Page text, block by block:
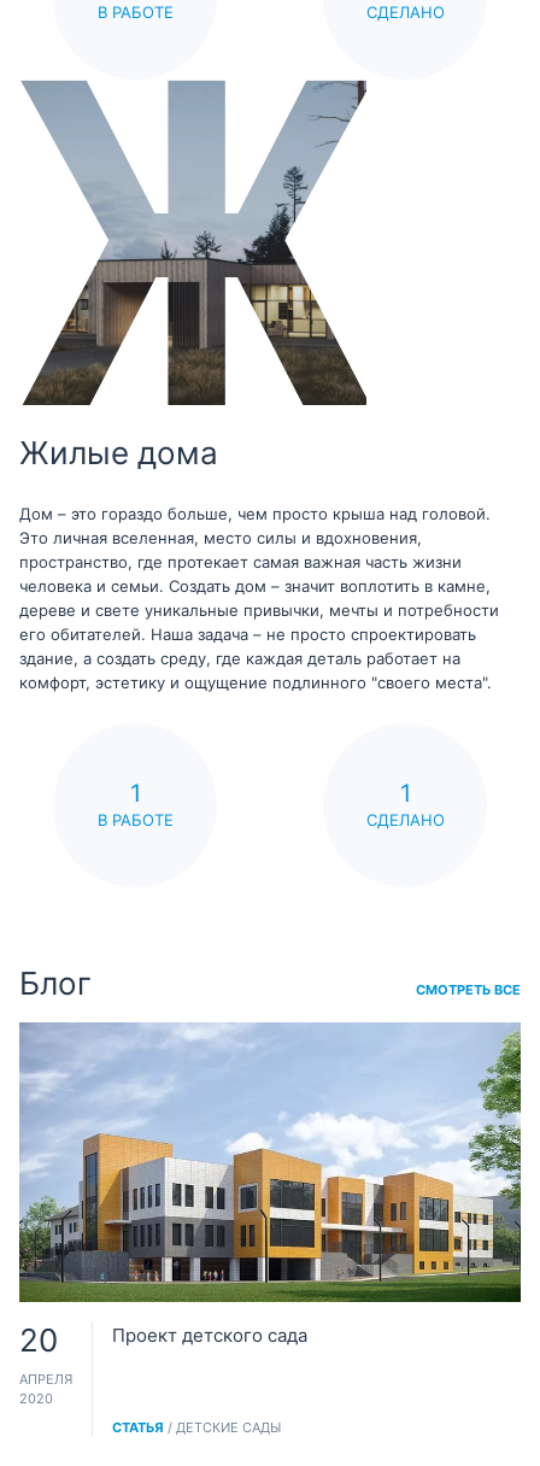
В РАБОТЕ СДЕЛАНО
Жилые дома
Дом – это гораздо больше, чем просто крыша над головой.
Это личная вселенная, место силы и вдохновения,
пространство, где протекает самая важная часть жизни
человека и семьи. Создать дом – значит воплотить в камне,
дереве и свете уникальные привычки, мечты и потребности
его обитателей. Наша задача – не просто спроектировать
здание, а создать среду, где каждая деталь работает на
комфорт, эстетику и ощущение подлинного "своего места".
1
В РАБОТЕ
1
СДЕЛАНО
Блог СМОТРЕТЬ ВСЕ
20
АПРЕЛЯ
2020
Проект детского сада
СТАТЬЯ / ДЕТСКИЕ САДЫ